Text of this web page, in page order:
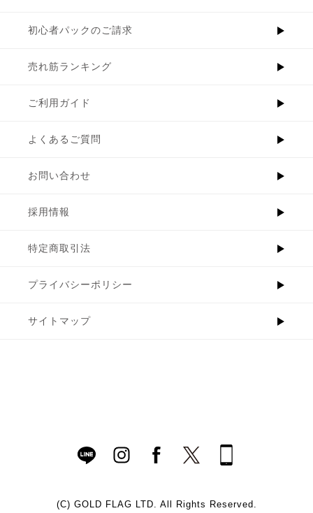
初心者パックのご請求
売れ筋ランキング
ご利用ガイド
よくあるご質問
お問い合わせ
採用情報
特定商取引法
プライバシーポリシー
サイトマップ
(C) GOLD FLAG LTD. All Rights Reserved.